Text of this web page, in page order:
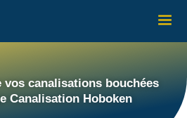
vos canalisations bouchées
Canalisation Hoboken